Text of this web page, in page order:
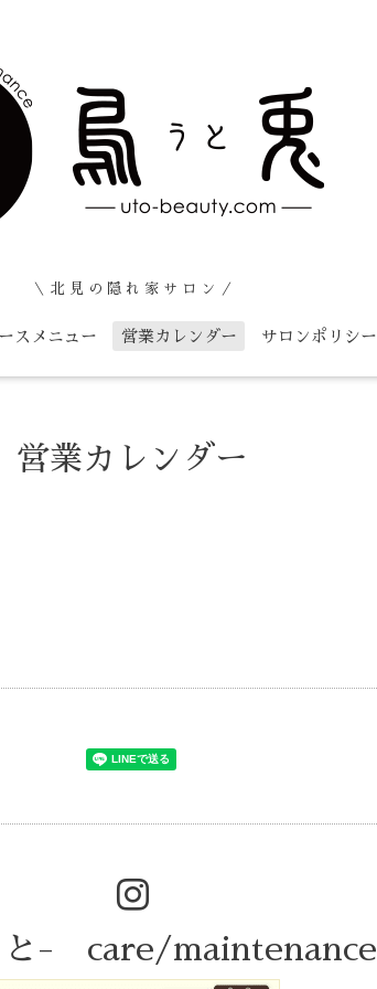
＼ 北 見 の 隠 れ 家 サ ロ ン ／
スメニュー 営業カレンダー サロンポリシー
営業カレンダー
と- care/maintenance